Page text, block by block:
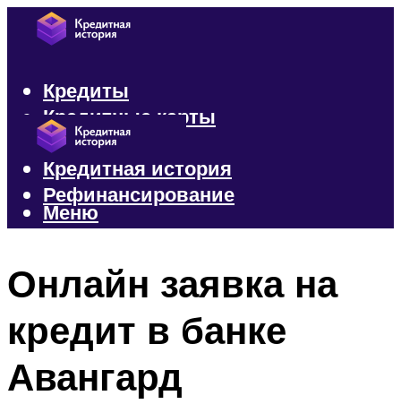
Кредиты
Кредитные карты
Микрозаймы
Кредитная история
Рефинансирование
Меню
Онлайн заявка на
кредит в банке
Авангард